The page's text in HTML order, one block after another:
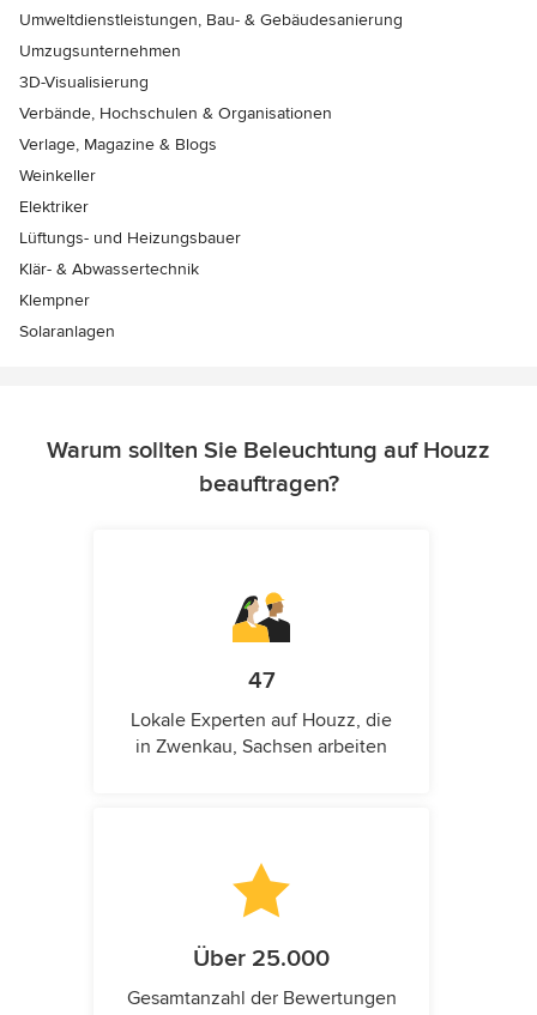
Umweltdienstleistungen, Bau- & Gebäudesanierung
Umzugsunternehmen
3D-Visualisierung
Verbände, Hochschulen & Organisationen
Verlage, Magazine & Blogs
Weinkeller
Elektriker
Lüftungs- und Heizungsbauer
Klär- & Abwassertechnik
Klempner
Solaranlagen
Warum sollten Sie Beleuchtung auf Houzz
beauftragen?
47
Lokale Experten auf Houzz, die
in Zwenkau, Sachsen arbeiten
Über 25.000
Gesamtanzahl der Bewertungen